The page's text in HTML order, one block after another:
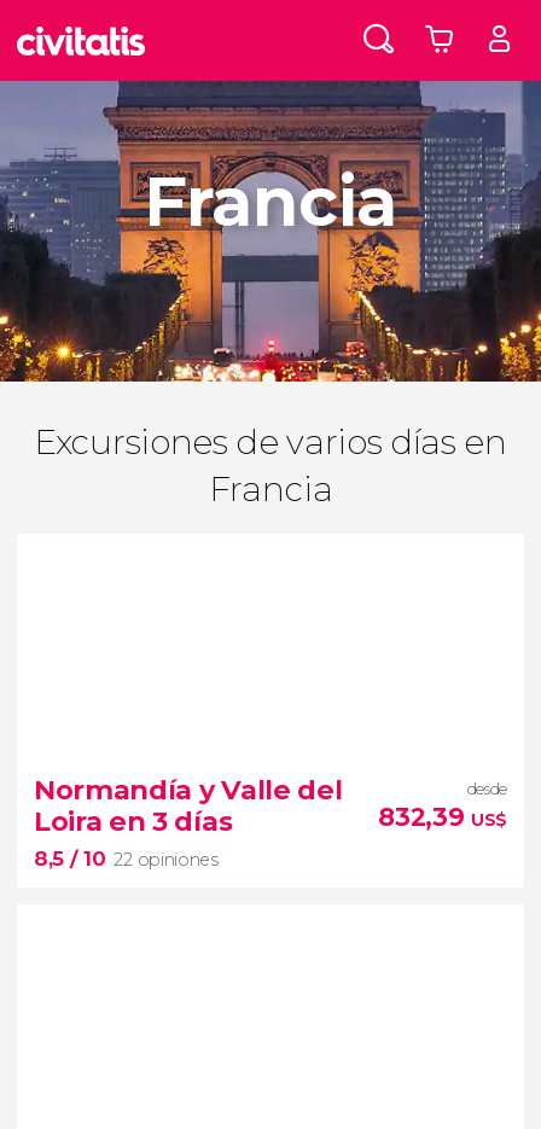
Francia
Excursiones de varios días en
Francia
Normandía y Valle del
Loira en 3 días
8,5 / 10 22 opiniones
desde
832,39 US$